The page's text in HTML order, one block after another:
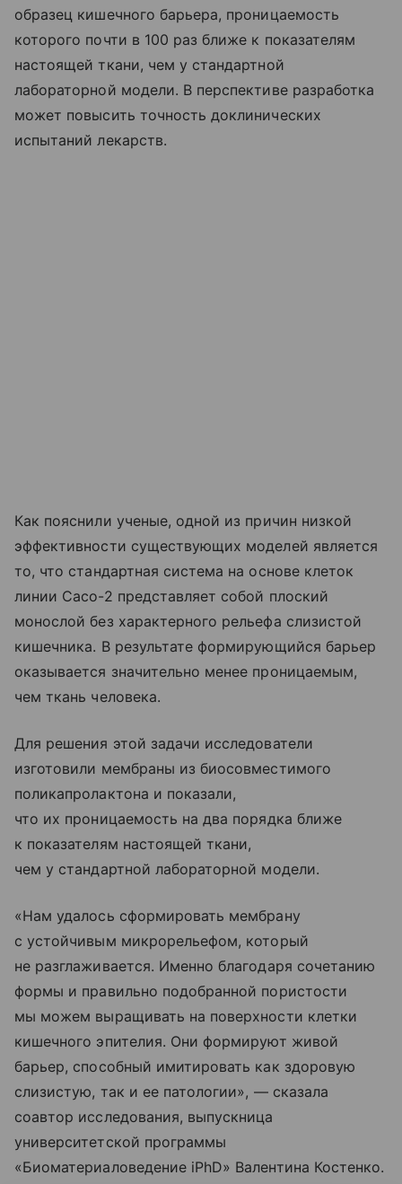
образец кишечного барьера, проницаемость
которого почти в 100 раз ближе к показателям
настоящей ткани, чем у стандартной
лабораторной модели. В перспективе разработка
может повысить точность доклинических
испытаний лекарств.
Как пояснили ученые, одной из причин низкой
эффективности существующих моделей является
то, что стандартная система на основе клеток
линии Caco-2 представляет собой плоский
монослой без характерного рельефа слизистой
кишечника. В результате формирующийся барьер
оказывается значительно менее проницаемым,
чем ткань человека.
Для решения этой задачи исследователи
изготовили мембраны из биосовместимого
поликапролактона и показали,
что их проницаемость на два порядка ближе
к показателям настоящей ткани,
чем у стандартной лабораторной модели.
«Нам удалось сформировать мембрану
с устойчивым микрорельефом, который
не разглаживается. Именно благодаря сочетанию
формы и правильно подобранной пористости
мы можем выращивать на поверхности клетки
кишечного эпителия. Они формируют живой
барьер, способный имитировать как здоровую
слизистую, так и ее патологии», — сказала
соавтор исследования, выпускница
университетской программы
«Биоматериаловедение iPhD» Валентина Костенко.